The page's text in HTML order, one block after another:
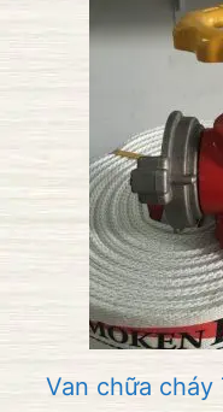
Van chữa